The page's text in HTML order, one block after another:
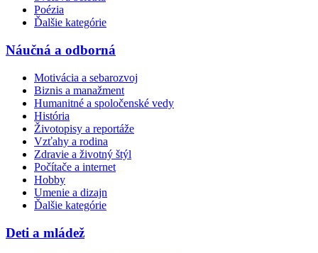
Poézia
Ďalšie kategórie
Náučná a odborná
Motivácia a sebarozvoj
Biznis a manažment
Humanitné a spoločenské vedy
História
Životopisy a reportáže
Vzťahy a rodina
Zdravie a životný štýl
Počítače a internet
Hobby
Umenie a dizajn
Ďalšie kategórie
Deti a mládež